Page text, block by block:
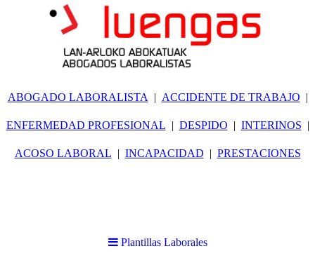
ABOGADO LABORALISTA ACCIDENTE DE TRABAJO
ENFERMEDAD PROFESIONAL DESPIDO INTERINOS
ACOSO LABORAL INCAPACIDAD PRESTACIONES
Plantillas Laborales